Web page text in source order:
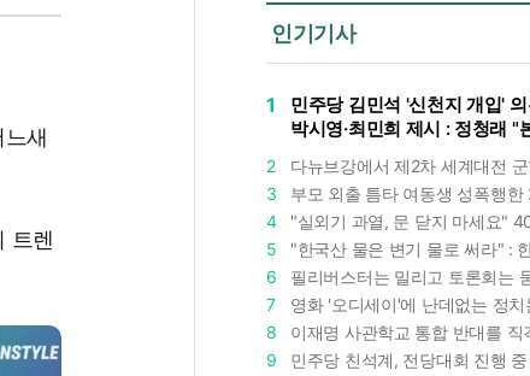
새
트렌
인기기사
1
민주당 김민석 '신천지 개입'
박시영·최민희 제시 : 정청래 "
2
3
4
5
6
7
8
9